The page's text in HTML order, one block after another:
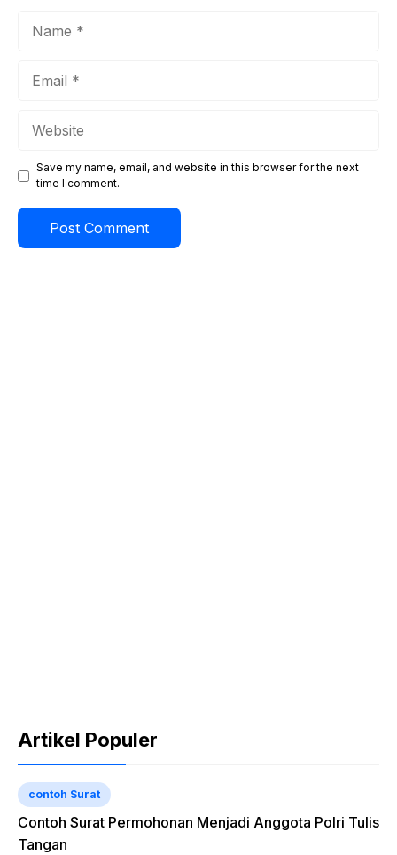
Save my name, email, and website in this browser for the next
time I comment.
Artikel Populer
contoh Surat
Contoh Surat Permohonan Menjadi Anggota Polri Tulis
Tangan